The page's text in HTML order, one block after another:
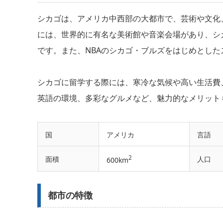
シカゴは、アメリカ中西部の大都市で、芸術や文
には、世界的に有名な美術館や音楽会場があり、
です。また、NBAのシカゴ・ブルズをはじめとし
シカゴに留学する際には、寒冷な気候や高い生活
英語の環境、多彩なグルメなど、魅力的なメリッ
国 アメリカ 言語
面積 600km2 人口
都市の特徴